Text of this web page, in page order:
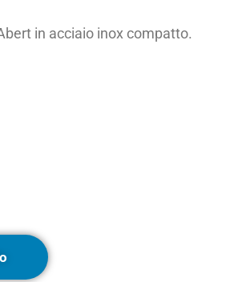
in acciaio inox compatto.